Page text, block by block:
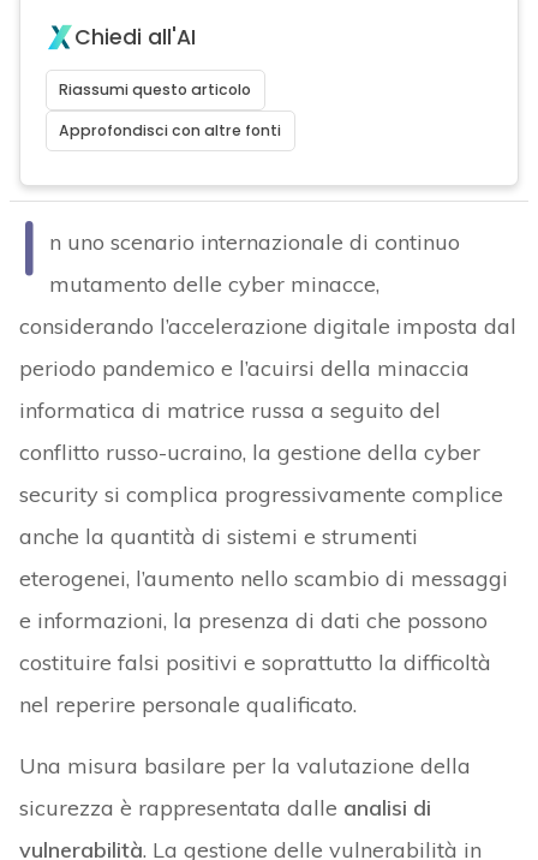
Chiedi all'AI
Riassumi questo articolo
Approfondisci con altre fonti
I
n uno scenario internazionale di continuo
mutamento delle cyber minacce,
considerando l’accelerazione digitale imposta dal
periodo pandemico e l’acuirsi della minaccia
informatica di matrice russa a seguito del
conflitto russo-ucraino, la gestione della cyber
security si complica progressivamente complice
anche la quantità di sistemi e strumenti
eterogenei, l’aumento nello scambio di messaggi
e informazioni, la presenza di dati che possono
costituire falsi positivi e soprattutto la difficoltà
nel reperire personale qualificato.
Una misura basilare per la valutazione della
sicurezza è rappresentata dalle analisi di
vulnerabilità. La gestione delle vulnerabilità in